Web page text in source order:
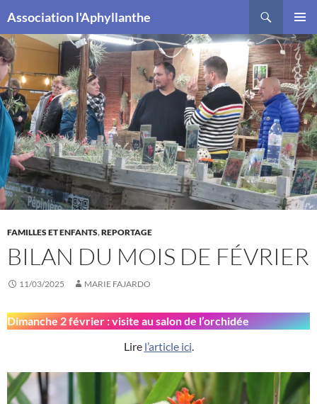
Association l'Aphyllanthe
MENU
AU
CONTENU
FAMILLES ET ENFANTS,REPORTAGE
BILAN DU MOIS DE FÉVRIER
11/03/2025 MARIE FAJARDO
Dimanche 2 février : visite au salon de l’orchidée
Lire l’article ici.